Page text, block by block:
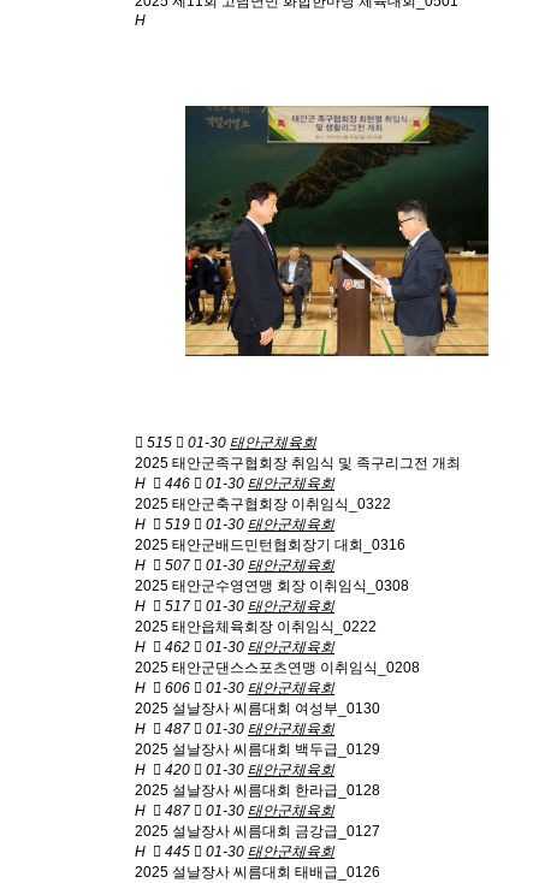
H
515 01-30 태안군체육회
2025 태안군족구협회장 취임식 및 족구리그전 개최
H
446 01-30 태안군체육회
2025 태안군축구협회장 이취임식_0322
H
519 01-30 태안군체육회
2025 태안군배드민턴협회장기 대회_0316
H
507 01-30 태안군체육회
2025 태안군수영연맹 회장 이취임식_0308
H
517 01-30 태안군체육회
2025 태안읍체육회장 이취임식_0222
H
462 01-30 태안군체육회
2025 태안군댄스스포츠연맹 이취임식_0208
H
606 01-30 태안군체육회
2025 설날장사 씨름대회 여성부_0130
H
487 01-30 태안군체육회
2025 설날장사 씨름대회 백두급_0129
H
420 01-30 태안군체육회
2025 설날장사 씨름대회 한라급_0128
H
487 01-30 태안군체육회
2025 설날장사 씨름대회 금강급_0127
H
445 01-30 태안군체육회
2025 설날장사 씨름대회 태배급_0126